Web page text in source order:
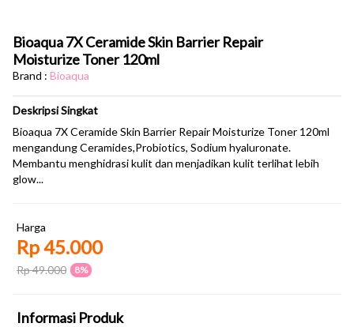
Bioaqua 7X Ceramide Skin Barrier Repair
Moisturize Toner 120ml
Brand : Bioaqua
Deskripsi Singkat
Bioaqua 7X Ceramide Skin Barrier Repair Moisturize Toner 120ml
mengandung Ceramides,Probiotics, Sodium hyaluronate.
Membantu menghidrasi kulit dan menjadikan kulit terlihat lebih
glow...
Harga
Rp 45.000
Rp 49.000 8%
Informasi Produk